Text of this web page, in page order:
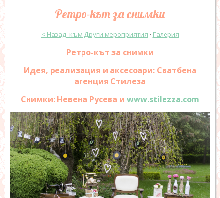
Ретро-кът за снимки
< Назад към Други мероприятия · Галерия
Ретро-кът за снимки
Идея, реализация и аксесоари: Сватбена
агенция Стилеза
Снимки: Невена Русева и www.stilezza.com